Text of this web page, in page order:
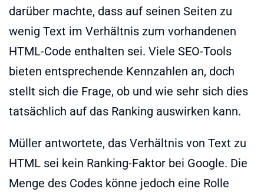
darüber machte, dass auf seinen Seiten zu
wenig Text im Verhältnis zum vorhandenen
HTML-Code enthalten sei. Viele SEO-Tools
bieten entsprechende Kennzahlen an, doch
stellt sich die Frage, ob und wie sehr sich dies
tatsächlich auf das Ranking auswirken kann.
Müller antwortete, das Verhältnis von Text zu
HTML sei kein Ranking-Faktor bei Google. Die
Menge des Codes könne jedoch eine Rolle